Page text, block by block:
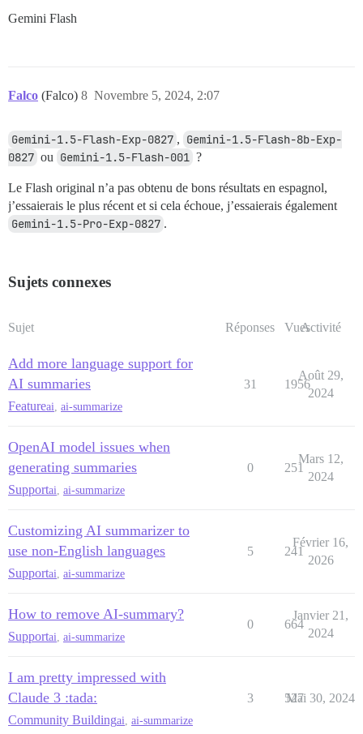
Gemini Flash
Falco (Falco) Novembre 5, 2024, 2:07
8
Gemini-1.5-Flash-Exp-0827 , Gemini-1.5-Flash-8b-Exp-
0827 ou Gemini-1.5-Flash-001 ?
Le Flash original n’a pas obtenu de bons résultats en espagnol,
j’essaierais le plus récent et si cela échoue, j’essaierais également
Gemini-1.5-Pro-Exp-0827 .
Sujets connexes
Sujet Réponses VuesActivité
Add more language support for
AI summaries
Featureai ai-summarize
31 1956
Août 29,
2024
OpenAI model issues when
generating summaries
Supportai ai-summarize
0 251
Mars 12,
2024
Customizing AI summarizer to
use non-English languages
Supportai ai-summarize
5 241
Février 16,
2026
How to remove AI-summary?
Supportai ai-summarize
0 664
Janvier 21,
2024
I am pretty impressed with
Claude 3 :tada:
Community Buildingai ai-summarize
3 527
Mai 30, 2024